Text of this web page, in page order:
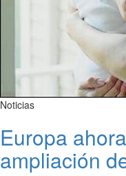
Noticias
Europa
ampliación